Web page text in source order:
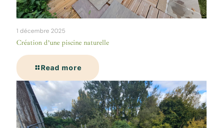
1 décembre 2025
Création d’une piscine naturelle
Read more